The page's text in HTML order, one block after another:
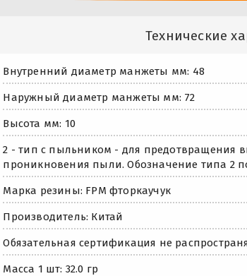
Технические
Внутренний диаметр манжеты мм: 48
Наружный диаметр манжеты мм: 72
Высота мм: 10
2 - тип с пыльником - для предотвращения
проникновения пыли. Обозначение типа 2
Марка резины: FPM фторкаучук
Производитель: Китай
Обязательная сертификация не
Масса 1 шт: 32.0 гр